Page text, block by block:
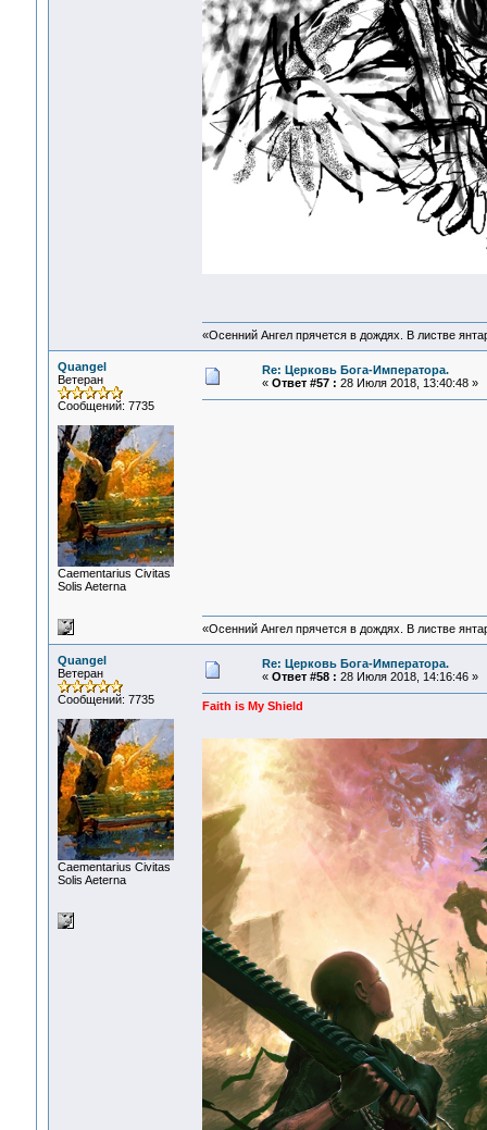
«Осенний Ангел прячется в дождях. В листве
Quangel
Ветеран
Сообщений: 7735
Сaementarius Civitas
Solis Aeterna
Re: Церковь Бога-Императора.
« Ответ #57 : 28 Июля 2018, 13:40:48 »
«Осенний Ангел прячется в дождях. В листве
Quangel
Ветеран
Сообщений: 7735
Сaementarius Civitas
Solis Aeterna
Re: Церковь Бога-Императора.
« Ответ #58 : 28 Июля 2018, 14:16:46 »
Faith is My Shield